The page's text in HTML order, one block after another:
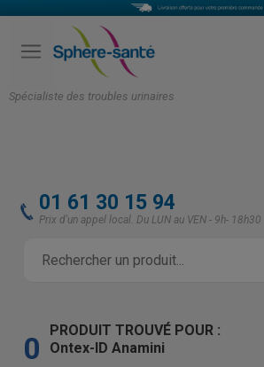
Spécialiste des troubles urinaires
01 61 30 15 94
Prix d'un appel local. Du LUN au VEN - 9h- 18h30
0
PRODUIT TROUVÉ POUR :
Ontex-ID Anamini